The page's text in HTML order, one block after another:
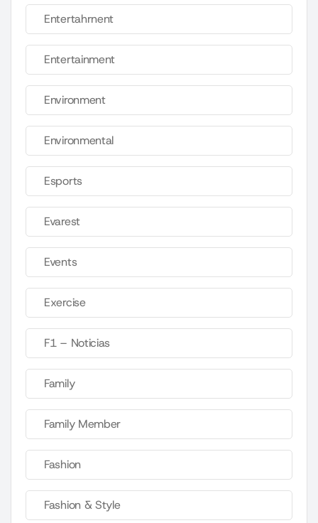
Entertahrnent
Entertainment
Environment
Environmental
Esports
Evarest
Events
Exercise
F1 – Noticias
Family
Family Member
Fashion
Fashion & Style